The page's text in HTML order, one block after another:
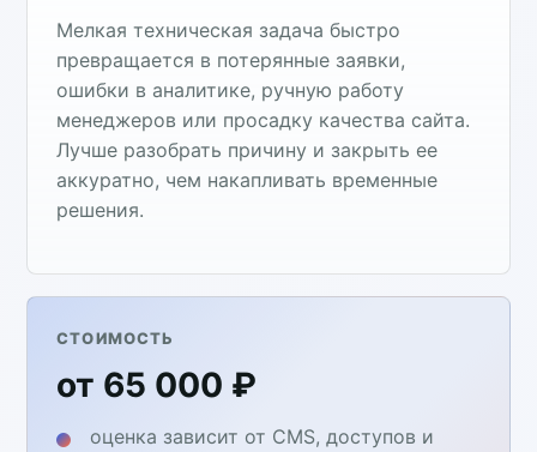
Мелкая техническая задача быстро
превращается в потерянные заявки,
ошибки в аналитике, ручную работу
менеджеров или просадку качества сайта.
Лучше разобрать причину и закрыть ее
аккуратно, чем накапливать временные
решения.
СТОИМОСТЬ
от 65 000 ₽
оценка зависит от CMS, доступов и